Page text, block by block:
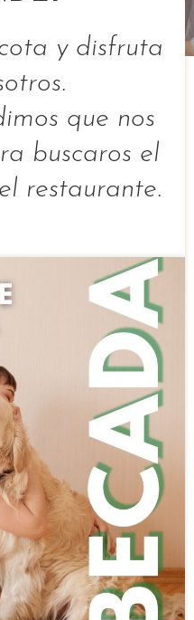
y disfruta
que nos
buscaros el
restaurante.